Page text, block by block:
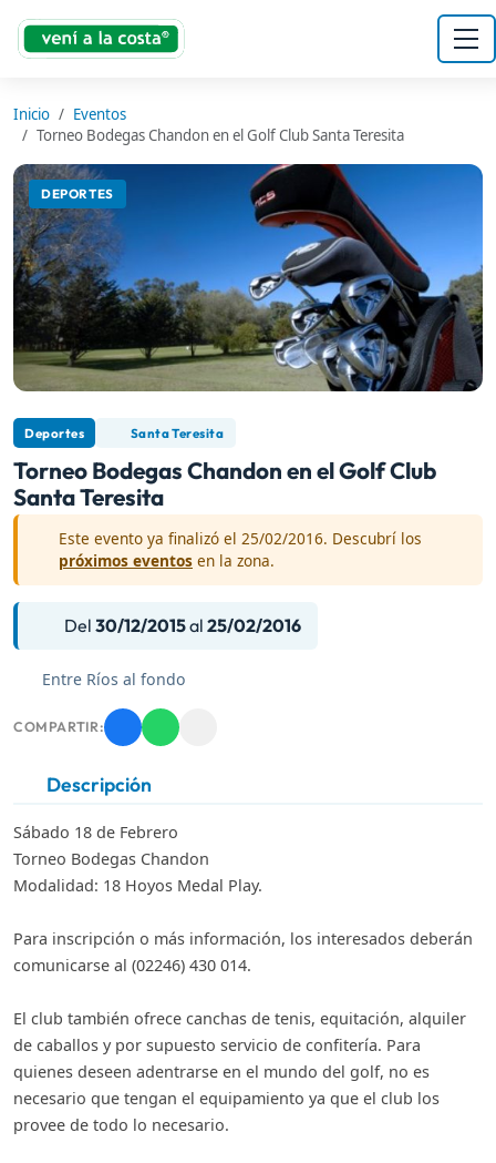
Inicio
Eventos
Torneo Bodegas Chandon en el Golf Club Santa Teresita
DEPORTES
Deportes Santa Teresita
Torneo Bodegas Chandon en el Golf Club
Santa Teresita
Este evento ya finalizó el 25/02/2016. Descubrí los
próximos eventos en la zona.
Del30/12/2015al25/02/2016
Entre Ríos al fondo
COMPARTIR:
Descripción
Sábado 18 de Febrero
Torneo Bodegas Chandon
Modalidad: 18 Hoyos Medal Play.
Para inscripción o más información, los interesados deberán
comunicarse al (02246) 430 014.
El club también ofrece canchas de tenis, equitación, alquiler
de caballos y por supuesto servicio de confitería. Para
quienes deseen adentrarse en el mundo del golf, no es
necesario que tengan el equipamiento ya que el club los
provee de todo lo necesario.